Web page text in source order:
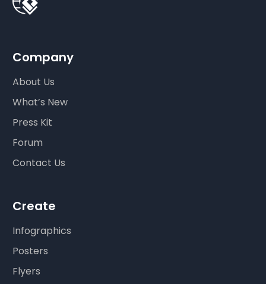
Company
About Us
What’s New
Press Kit
Forum
Contact Us
Create
Infographics
Posters
Flyers